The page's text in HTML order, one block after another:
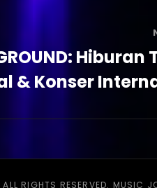
Hiburan
& Konser
ALL RIGHTS RESERVED. MUSIC